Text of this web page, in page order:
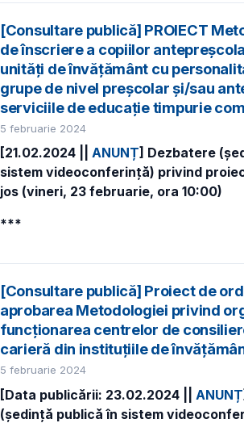
[Consultare publică] PROIECT
de înscriere a copiilor
unități de învățământ cu
grupe de nivel preșcolar și/sau
serviciile de educație timpurie
5 februarie 2024
[21.02.2024 || ANUNȚ] Dezbatere
sistem videoconferință) privind
jos (vineri, 23 februarie, ora 10:00)
***
[Consultare publică] Proiect de
aprobarea Metodologiei privind
funcționarea centrelor de
carieră din instituţiile de
5 februarie 2024
[Data publicării: 23.02.2024 || ANUNȚ
(ședință publică în sistem